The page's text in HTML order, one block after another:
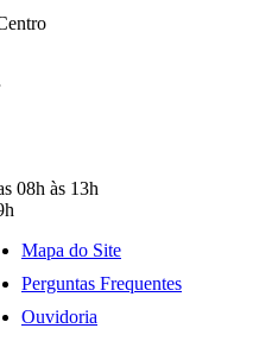
08h às 13h
Mapa do Site
Perguntas Frequentes
Ouvidoria